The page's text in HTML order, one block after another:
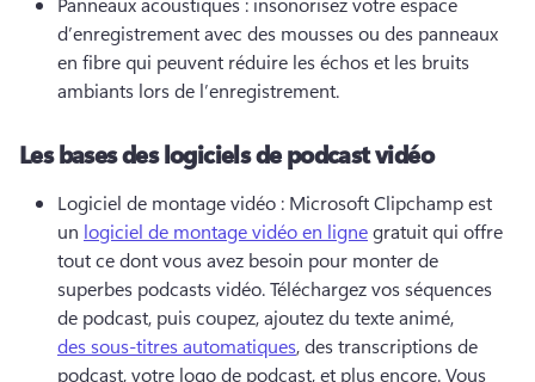
d’enregistrement avec des mousses ou des panneaux
en fibre qui peuvent réduire les échos et les bruits
ambiants lors de l’enregistrement.
Les bases des logiciels de podcast vidéo
Logiciel de montage vidéo : Microsoft Clipchamp est
un logiciel de montage vidéo en ligne gratuit qui offre
tout ce dont vous avez besoin pour monter de
superbes podcasts vidéo. Téléchargez vos séquences
de podcast, puis coupez, ajoutez du texte animé,
des sous-titres automatiques, des transcriptions de
podcast, votre logo de podcast, et plus encore. Vous